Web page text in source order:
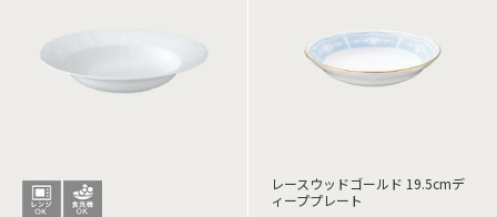
レースウッドゴールド 19.5cmデ
ィーププレート